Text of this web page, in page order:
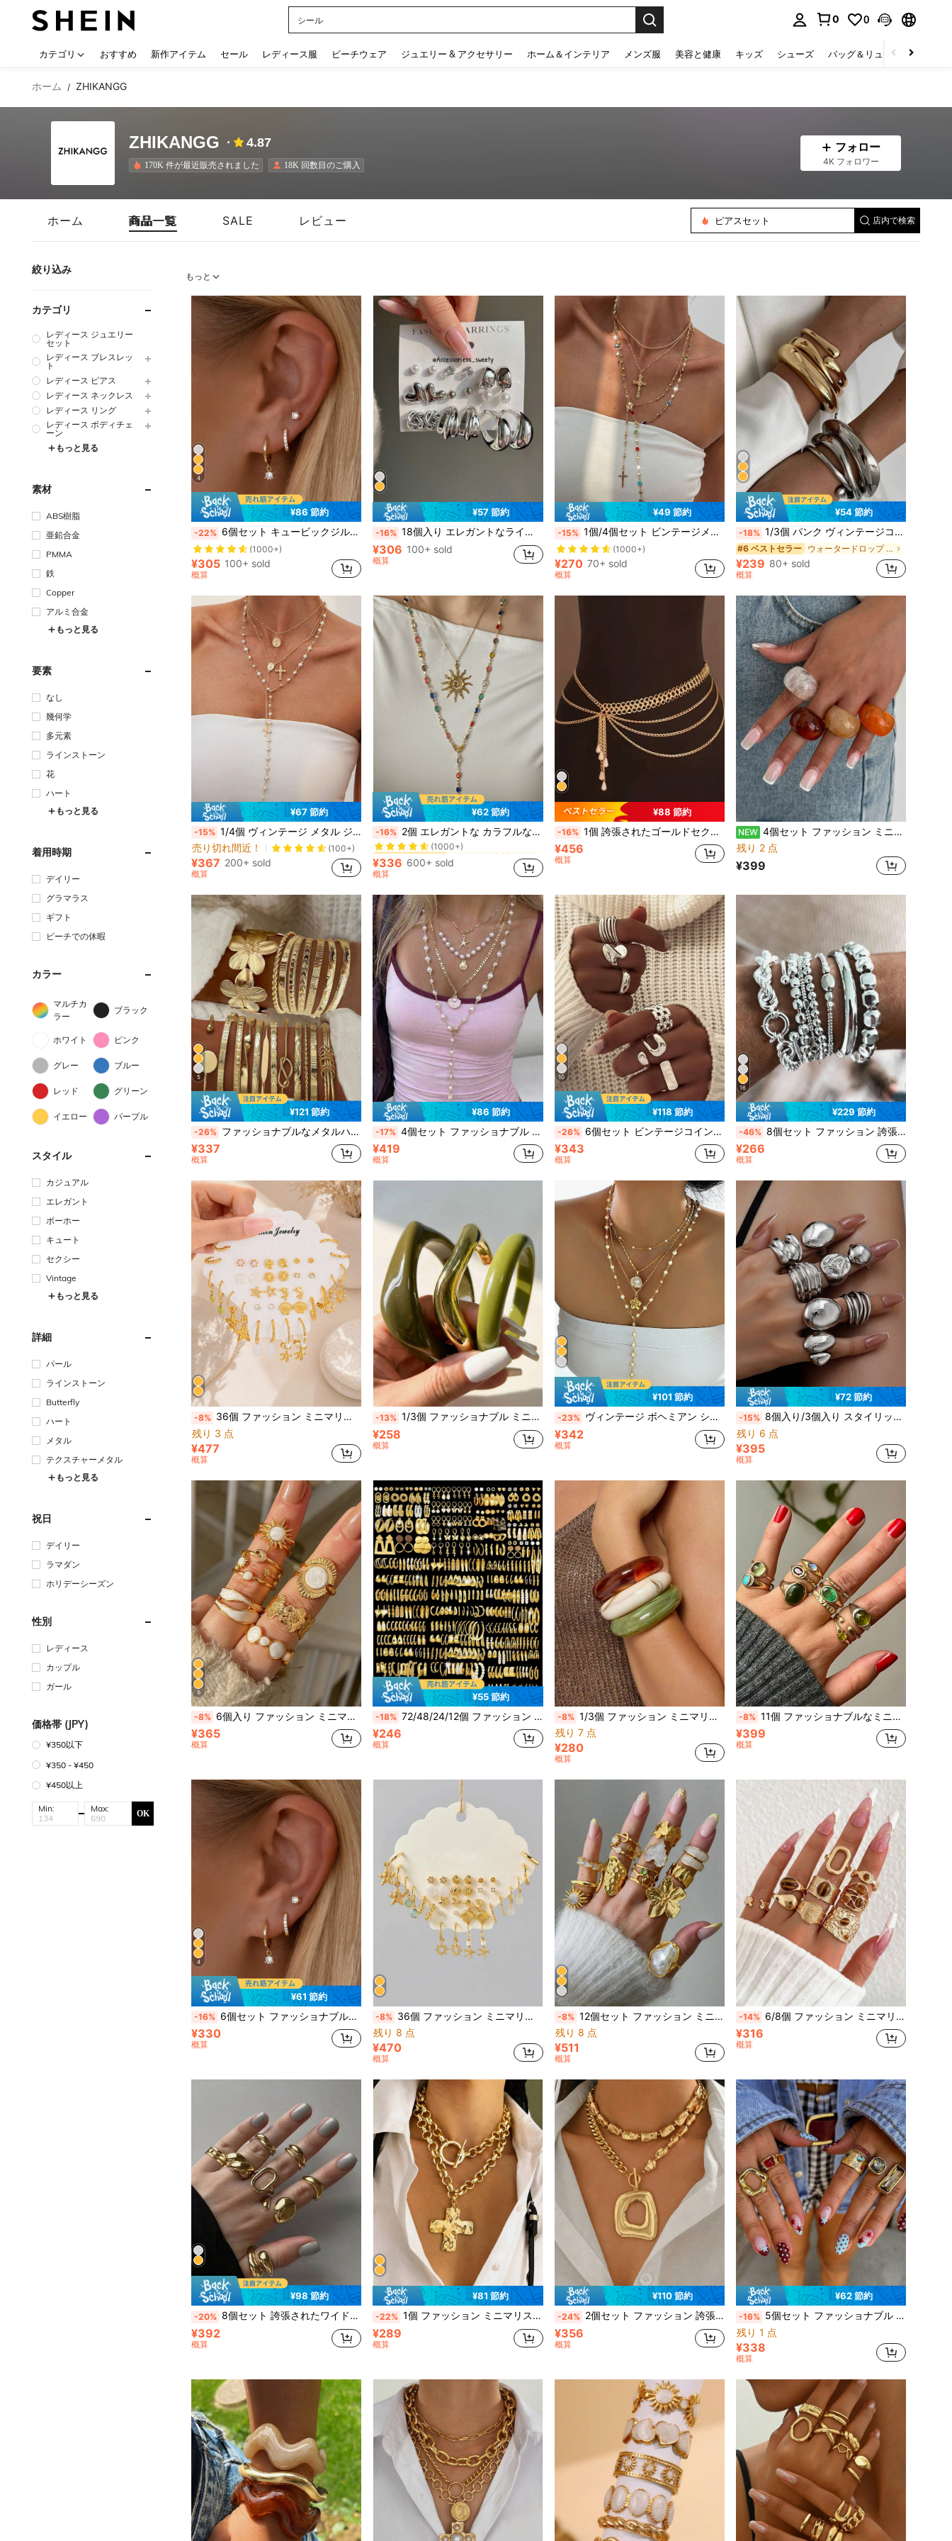
シール
0 0
カテゴリ おすすめ 新作アイテム セール レディース服 ビーチウェア ジュエリー & アクセサリー ホーム＆インテリア メンズ服 美容と健康 キッズ シューズ バッグ＆リュック
ホーム / ZHIKANGG
ZHIKANGG 4.87
170K 件が最近販売されました 18K 回数目のご購入
フォロー
4K フォロワー
ホーム 商品一覧 SALE レビュー
バングル
ピアスセット
ネックレスセット
店内で検索
絞り込み
カテゴリ
レディース ジュエリー
セット
レディース ブレスレッ
ト
レディース ピアス
レディース ネックレス
レディース リング
レディース ボディチェ
ーン
もっと見る
素材
ABS樹脂
亜鉛合金
PMMA
鉄
Copper
アルミ合金
もっと見る
要素
なし
幾何学
多元素
ラインストーン
花
ハート
もっと見る
着用時期
デイリー
グラマラス
ギフト
ビーチでの休暇
カラー
マルチカ
ラー
ブラック
ホワイト ピンク
グレー ブルー
レッド グリーン
イエロー パープル
スタイル
カジュアル
エレガント
ボーホー
キュート
セクシー
Vintage
もっと見る
詳細
パール
ラインストーン
Butterfly
ハート
メタル
テクスチャーメタル
もっと見る
祝日
デイリー
ラマダン
ホリデーシーズン
性別
レディース
カップル
ガール
価格帯 (JPY)
¥350以下
¥350 - ¥450
¥450以上
Min: Max: OK
もっと
4
¥86 節約
-22% 6個セット キュービックジルコニア シルバートーン スタッドピアス、フープピアス&ダングルピアス、レディース 誕生日、休日、パーティー、デイリー、ホリデーギフト
#7 ベストセラー
銅の合金 女性用イヤリングセット
(1000+)
#7 ベストセラー
(1000+)
#7 ベストセラー
(1000+)
#7 ベストセラー
銅の合金 女性用イヤリングセット
¥305 100+ sold
概算
¥57 節約
-16% 18個入り エレガントなラインストーン&フェイクパール ハート、ウォータードロップ、幾何学模様ピアスセット、ファッショナブルで多用途、デート、パーティー、結婚式、誕生日、休日に適しています
¥306 100+ sold
概算
¥49 節約
-15% 1個/4個セット ビンテージメタル ジーザスクロスペンダント Y型 ロングネックレス、ボヘミアンスタイル 色彩豊かなクリスタルペンダントネックレスセット、女性の日常着や休暇用に最適、友人へのホリデーギフトに (クリスタルの色はランダム)
(1000+)
¥270 70+ sold
概算
¥54 節約
-18% 1/3個 パンク ヴィンテージコイン ミニマリスト アシンメトリー ウォータードロップ ジオメトリック シルバーメタル バングルブレスレットセット、女性向け、厚手 頑丈 滑らかな仕上がり 亜鉛合金素材
#6 ベストセラー ウォータードロップ 女性のブレスレット
¥239 80+ sold
概算
¥67 節約
-15% 1/4個 ヴィンテージ メタル ジーザス クロス & フラワー ペンダント Yネックレス、エレガントなボヘミアンスタイル フォーパール ペンダントネックレスセット、女性の日常着や休日着に適し、友人へのギフトに
売り切れ間近！
(100+)
¥367 200+ sold
概算
¥62 節約
-16% 2個 エレガントな カラフルなガラスクリスタル ハンドメイド チェーンネックレス、ファッション 多様に着用できる レイヤード サン ペンダント チョーカーネックレス レディース、デイリーウェアやデートのフォトシューティングに適しています
#10 ベストセラー
カジュアル 女性のネックレスセット
(1000+)
#10 ベストセラー
(1000+)
#10 ベストセラー
(1000+)
#10 ベストセラー
カジュアル 女性のネックレスセット
¥336 600+ sold
概算
¥88 節約
-16% 1個 誇張されたゴールドセクシーパーティーボディチェーン、多層フェイクパールタッセルウエストチェーン、女性、彼女、姉妹への誕生日、バカンス、パーティーのギフト
¥456
概算
NEW 4個セット ファッション ミニマリスト 誇張デザイン チャンキー カラフル樹脂リング レディース ホリデー デート パーティー ボール バンケット フェスティバル 誕生日ギフト デイリーウェア
残り 2 点
¥399
5
¥121 節約
-26% ファッショナブルなメタルハート型バングルブレスレットセット 8/12個入り、ボヘミアン調 調整可能 マルチレイヤー リストカフ、デイリーウェアやパーティーに最適、友人や家族への贈り物にも最適
¥337
概算
¥86 節約
-17% 4個セット ファッショナブル ミニマル エレガント フェイクパール ヒトデ シェル Y字チェーン マルチレイヤー スタッカブルネックレス レディース、夏 ビーチ バケーション、デート、パーティー、ホリデー、誕生日ギフト、デイリーウェア
¥419
概算
10
¥118 節約
-26% 6個セット ビンテージコインスタイル アシンメトリー ジオメトリック オープンラインラップリング、女性の休日、パーティー、デート、祭り、誕生日、バレンタインデー、日常着に適しています (箱なし)
¥343
概算
16
¥229 節約
-46% 8個セット ファッション 誇張されたミニマリスト オールドマネースタイル レイヤード ヴィンテージデザイン チャンキーチェーン&ビーズブレスレット レディース向け、デート、バケーション、日常着、パーティー、ホリデーギフトに適しています
¥266
概算
-8% 36個 ファッション ミニマリスト エレガント ヒトデ シェル サンフィッシュ レジンペンダント ゴールドスタッドピアスセット レディース、夏 ビーチ バケーション デート パーティー ホリデー 誕生日ギフト、デイリー 多用途
残り 3 点
¥477
概算
-13% 1/3個 ファッショナブル ミニマリスト ボヘミアン カラフル チャンキー ウェーブ ブレスレットセット レディース、夏 ビーチ バケーション、デート、パーティー、フェスティバル、誕生日ギフト、デイリー 多用途
¥258
概算
¥101 節約
-23% ヴィンテージ ボヘミアン シェル&フェイクパール フラワーペンダント タッセルネックレスセット 4個入り、Y字型チェーン、デイリーウェアやビーチバケーションのジュエリー装飾に適しています
¥342
概算
¥72 節約
-15% 8個入り/3個入り スタイリッシュなレトロなスムーズな開いた空洞のジオメトリック クリエイティブな非対称シルバーリングセット、女性への誕生日、休暇、デート、パーティーのギフト、日常使いにも合わせやすい
残り 6 点
¥395
概算
6
-8% 6個入り ファッション ミニマリスト エレガント フラワー スター ムーン サン オイルドロップ リングセット レディース、バケーション、デート、パーティー、ボール、バンケット、ホリデー、誕生日ギフト、デイリーウェア
¥365
概算
¥55 節約
-18% 72/48/24/12個 ファッション ミニマリスト メタル フラワー、ハート、幾何学的 非対称 フェイクパール スタッドピアスセット、女性、カップル、バケーション、デート、ギフト、日常、カジュアル、パーティー、ウェディング、彼女、母親に適しています
¥246
概算
-8% 1/3個 ファッション ミニマリスト ボヘミアン カラフル チャンキー ブレスレットセット レディース、夏 ビーチ バケーション、デート、パーティー、ホリデー、誕生日ギフト、デイリー 多用途
残り 7 点
¥280
概算
-8% 11個 ファッショナブルなミニマリスト ボヘミアン カラフル ラインストーン装飾 リングセット レディース、夏ビーチバケーション、デート、パーティー、フェスティバル、誕生日プレゼント、デイリーウェア
¥399
概算
4
¥61 節約
-16% 6個セット ファッショナブルで多用途なジルコニア付きゴールドスタッドピアス、フープピアス&ダングルピアスミックスジュエリーセット、女性、彼女、姉妹、母親への誕生日、休日、パーティー、日常着用のギフト
¥330
概算
-8% 36個 ファッション ミニマリスト エレガント ヒトデ シェル サンフィッシュ レジンペンダント ゴールドスタッドピアスセット レディース、夏 ビーチ バケーション デート パーティー ホリデー 誕生日ギフト、デイリー 多用途
残り 8 点
¥470
概算
-8% 12個セット ファッション ミニマリスト エレガント フローラル フェイクパール ハート サン スター ムーン アシンメトリー リングセット レディース用、バケーション、デート、パーティー、ボール、バンケット、誕生日、ホリデーギフト、デイリーウェア
残り 8 点
¥511
概算
-14% 6/8個 ファッション ミニマリスト エレガント サン 幾何学 ハンマードテクスチャー レディースリングセット、夏 ビーチ バケーション デート パーティー ホリデー 誕生日ギフト、デイリー 多用途
¥316
概算
¥98 節約
-20% 8個セット 誇張されたワイドメタル チャンキーリング、厚手なスムーズな非対称的なジオメトリックスタッカブルリング、女性用、パーティー&ミュージックフェスティバルアクセサリー
¥392
概算
¥81 節約
-22% 1個 ファッション ミニマリスト 誇張されたオールドマネースタイル クロスペンダント ゴールドネックレス レディース 夏 ビーチ バケーション デート パーティー ホリデー 誕生日プレゼント デイリー 多用途
¥289
概算
¥110 節約
-24% 2個セット ファッション 誇張されたオールドマネースタイル CCB 幾何学ゴールドネックレス レディース、夏ビーチバケーション、デート、パーティー、ホリデー、誕生日ギフト、デイリー万能
¥356
概算
¥62 節約
-16% 5個セット ファッショナブル ミニマリスト ボヘミアン オールドマネースタイル チャンキー カラフル フェイクジェムストーン 幾何学 アシンメトリー リング レディース ホリデー デート パーティー ボール バンケット 誕生日 フェスティバル ギフト デイリーウェア (ボックスなし)
残り 1 点
¥338
概算